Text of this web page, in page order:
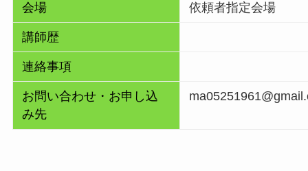
会場 依頼者指定会場
講師歴
連絡事項
お問い合わせ・お申し込
み先